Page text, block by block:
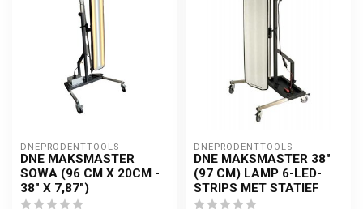
DNEPRODENTTOOLS
DNE MAKSMASTER
SOWA (96 CM X 20CM -
38" X 7,87")
DNEPRODENTTOOLS
DNE MAKSMASTER 38"
(97 CM) LAMP 6-LED-
STRIPS MET STATIEF